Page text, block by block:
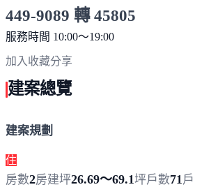
449-9089 轉 45805
服務時間 10:00～19:00
加入收藏分享
建案總覽
建案規劃
住
房數2房建坪26.69～69.1坪戶數71 戶